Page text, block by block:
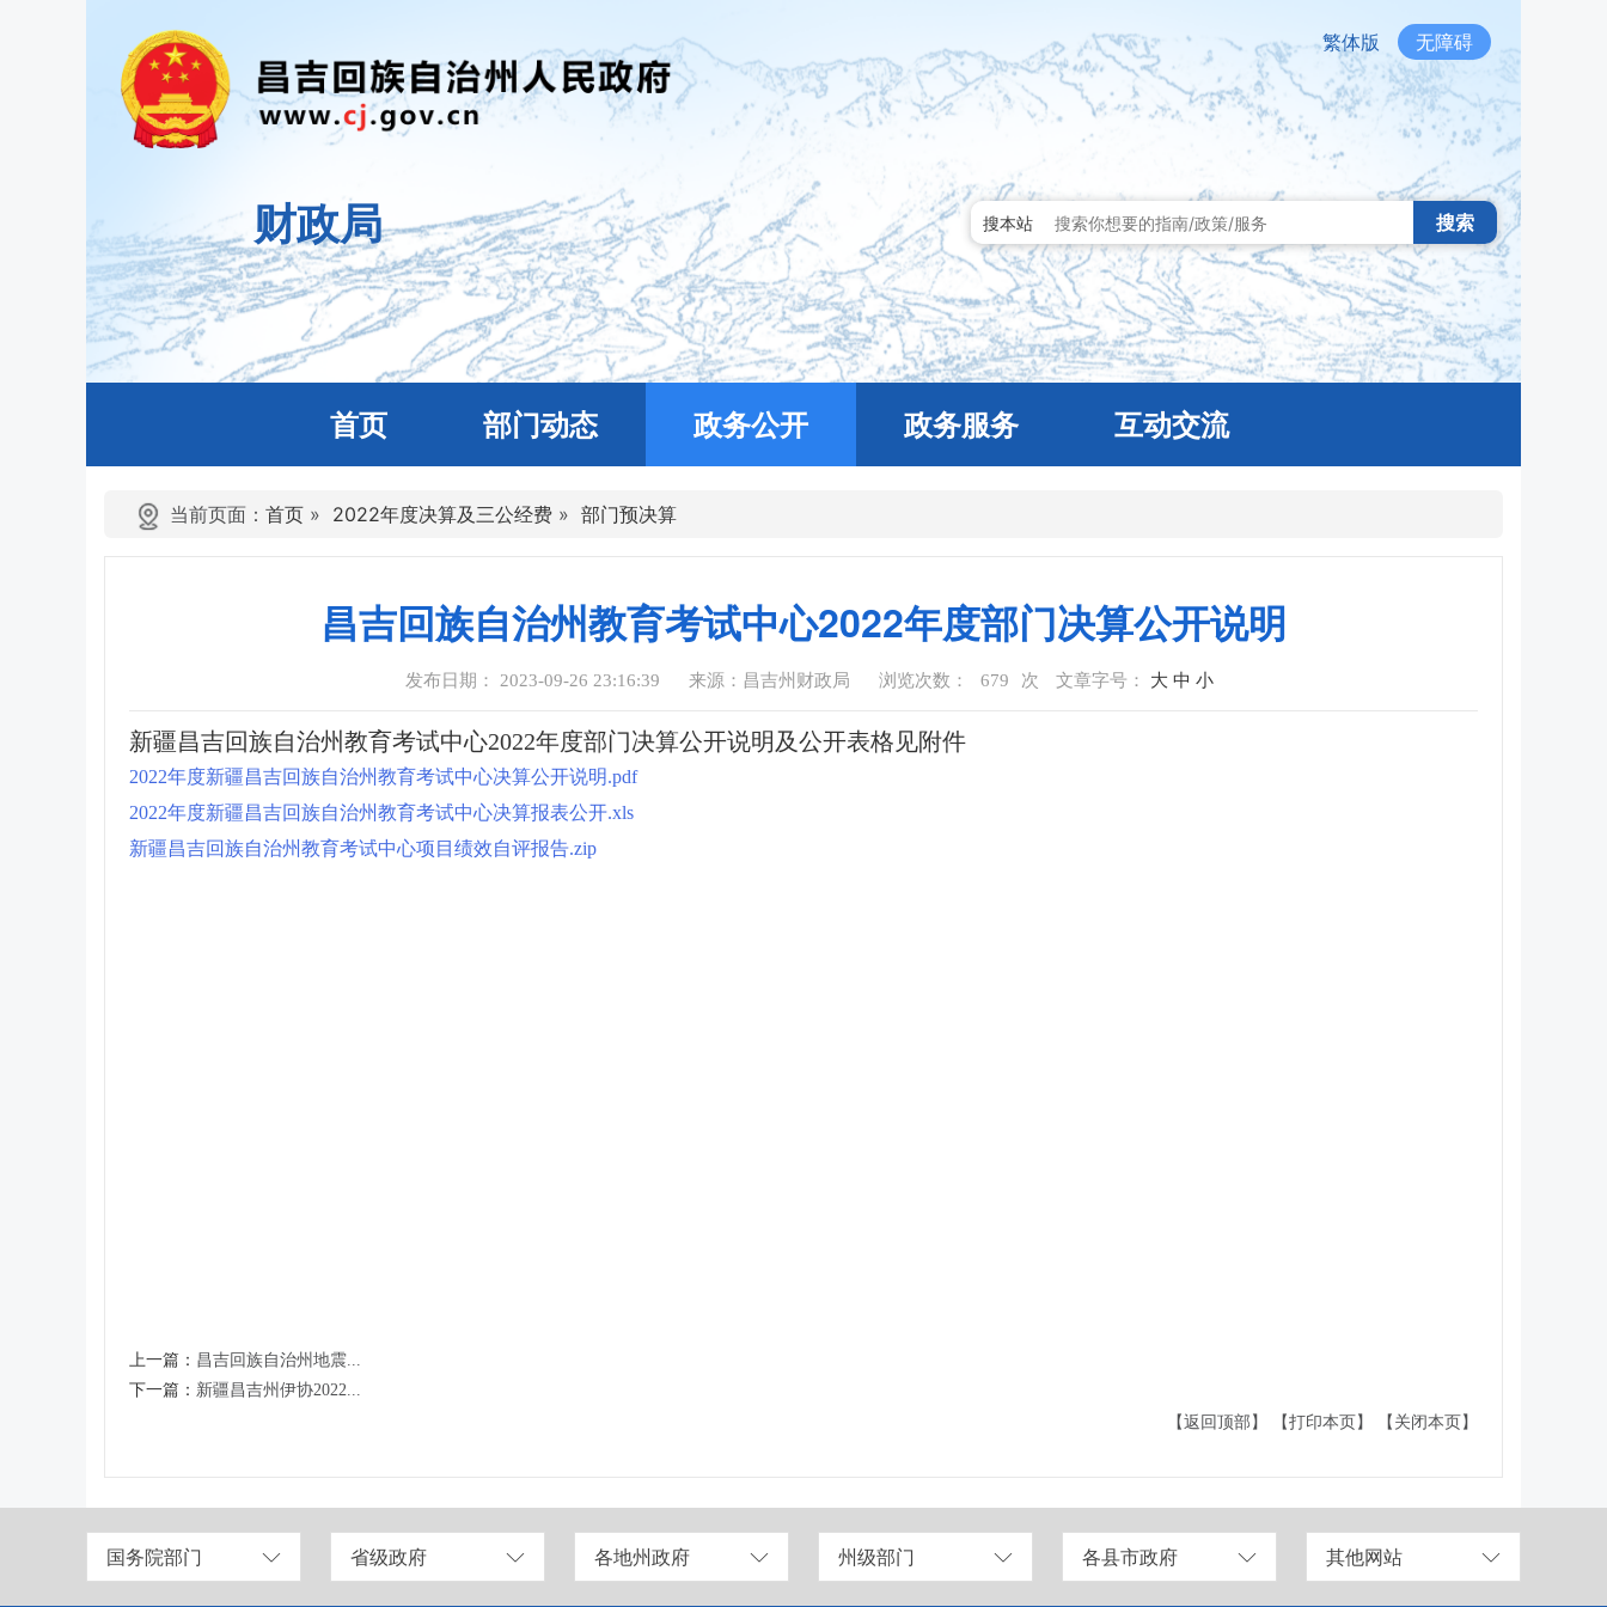
繁体版 无障碍
财政局 搜本站 搜索
首页 部门动态 政务公开 政务服务 互动交流
当前页面： 首页 » 2022年度决算及三公经费 » 部门预决算
昌吉回族自治州教育考试中心2022年度部门决算公开说明
发布日期： 2023-09-26 23:16:39 来源：昌吉州财政局 浏览次数： 679 次 文章字号： 大 中 小
新疆昌吉回族自治州教育考试中心2022年度部门决算公开说明及公开表格见附件
2022年度新疆昌吉回族自治州教育考试中心决算公开说明.pdf
2022年度新疆昌吉回族自治州教育考试中心决算报表公开.xls
新疆昌吉回族自治州教育考试中心项目绩效自评报告.zip
上一篇： 昌吉回族自治州地震...
下一篇： 新疆昌吉州伊协2022...
【返回顶部】
【打印本页】 【关闭本页】
国务院部门 省级政府 各地州政府 州级部门 各县市政府 其他网站